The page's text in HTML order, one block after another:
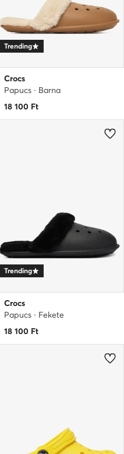
Trending
Crocs
Papucs · Barna
18 100 Ft
Trending
Crocs
Papucs · Fekete
18 100 Ft